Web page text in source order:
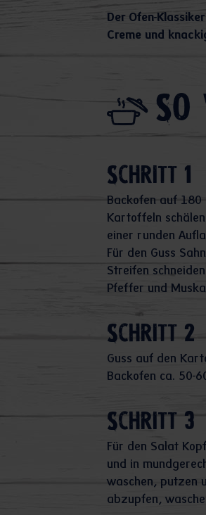
Der Ofen-
Creme und
So
Schritt 1
Backofen auf 180
Kartoffeln
einer runden
Für den Guss
Streifen
Pfeffer und
Schritt 2
Guss auf den
Backofen ca. 50-
Schritt 3
Für den Salat
und in
waschen, putzen
abzupfen,